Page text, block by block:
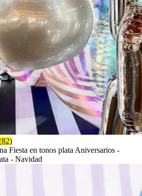
Fiesta en tonos plata Aniversarios -
- Navidad